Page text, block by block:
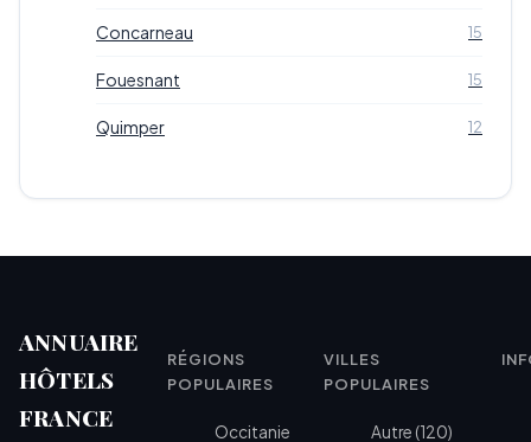
Concarneau 15
Fouesnant 15
Quimper 12
ANNUAIRE
HÔTELS
FRANCE
RÉGIONS
POPULAIRES
Occitanie
VILLES
POPULAIRES
Autre (120)